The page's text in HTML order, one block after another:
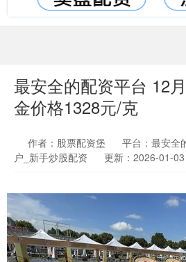
最安全的配资平台 12
金价格1328元/克
作者：股票配资堡
平台：最安全
户_新手炒股配资
更新：2026-01-